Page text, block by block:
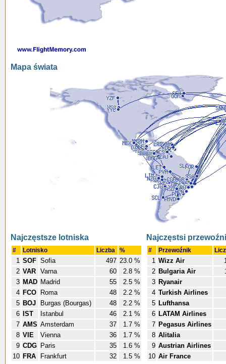
Mapa świata
Najczęstsze lotniska
# Lotnisko Liczba %
1 SOF Sofia 497 23.0 %
2 VAR Varna 60
2.8 %
3 MAD Madrid 55
2.5 %
4 FCO Roma 48
2.2 %
5 BOJ Burgas (Bourgas) 48
2.2 %
6
IST Istanbul 46
2.1 %
7 AMS Amsterdam 37
1.7 %
8 VIE Vienna 36
1.7 %
9 CDG Paris 35
1.6 %
10 FRA Frankfurt 32 1.5 %
Najczęstsi
# Przewoźnik
1 Wizz Air
2 Bulgaria Air
3 Ryanair
4 Turkish Airlines
5 Lufthansa
6 LATAM Airlines
7 Pegasus Airlines
8 Alitalia
9 Austrian Airlines
10 Air France